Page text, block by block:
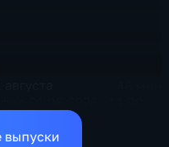
выпуски